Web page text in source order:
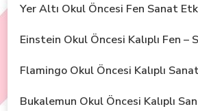
Yer Altı Okul Öncesi Fen Sanat
Einstein Okul Öncesi Kalıplı Fen –
Flamingo Okul Öncesi Kalıplı
Bukalemun Okul Öncesi Kalıplı